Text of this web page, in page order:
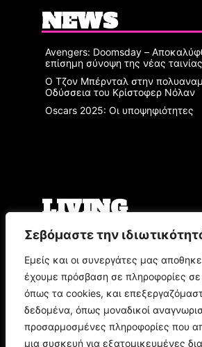
Σεβόμαστε την
Εμείς και οι συνεργάτες μας
έχουμε πρόσβαση σε πληροφορίες
όπως τα cookies, και
δεδομένα, όπως μοναδικοί
προσαρμοσμένες πληροφορίες που
μια συσκευή για εξατομικευμένες
NEWS
Avengers: Doomsday –
επίσημη σύνοψη της νέας
Ο Τζον Μπέρνταλ στην
Οδύσσεια του Κρίστοφερ Νόλαν
Oscars 2025: Οι υποψηφιότητες
LIVING
Ο Άρης Μπινιάρης σκηνοθετεί τη
Παπασπηλιόπουλο
Ο Δημήτρης Μυστακίδης
Σταυρό του Νότου Plus
9.000 τίτλοι βιβλίων σε
Παζάρι Βιβλίου της Αθήνας